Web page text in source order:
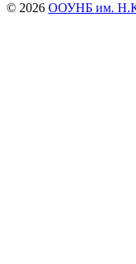
© 2026 ООУНБ им.